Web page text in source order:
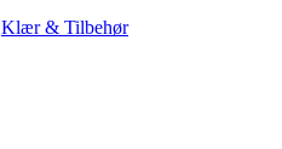
Klær & Tilbehør